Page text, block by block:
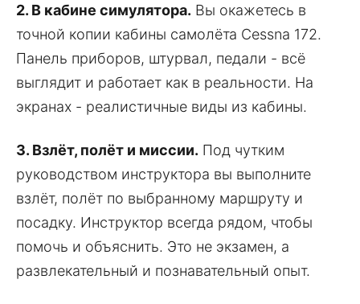
2. В кабине симулятора. Вы окажетесь в
точной копии кабины самолёта Cessna 172.
Панель приборов, штурвал, педали - всё
выглядит и работает как в реальности. На
экранах - реалистичные виды из кабины.
3. Взлёт, полёт и миссии. Под чутким
руководством инструктора вы выполните
взлёт, полёт по выбранному маршруту и
посадку. Инструктор всегда рядом, чтобы
помочь и объяснить. Это не экзамен, а
развлекательный и познавательный опыт.